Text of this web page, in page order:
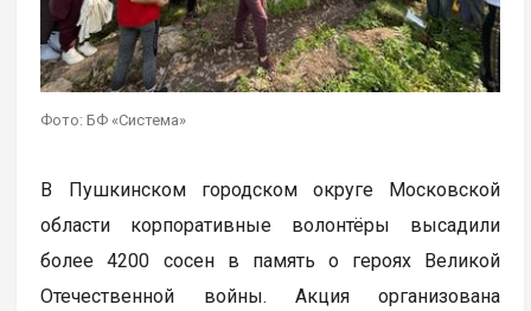
Фото: БФ «Система»
В Пушкинском городском округе Московской
области корпоративные волонтёры высадили
более 4200 сосен в память о героях Великой
Отечественной войны. Акция организована